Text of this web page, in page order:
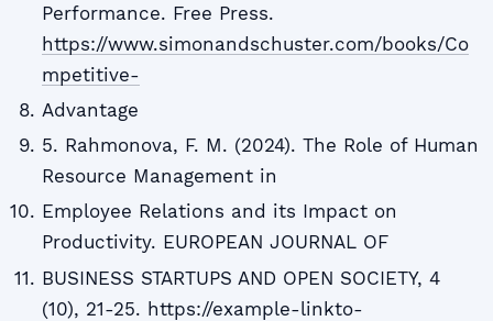
Performance. Free Press.
https://www.simonandschuster.com/books/Co
mpetitive-
Advantage
5. Rahmonova, F. M. (2024). The Role of Human
Resource Management in
Employee Relations and its Impact on
Productivity. EUROPEAN JOURNAL OF
BUSINESS STARTUPS AND OPEN SOCIETY, 4
(10), 21-25. https://example-linkto-